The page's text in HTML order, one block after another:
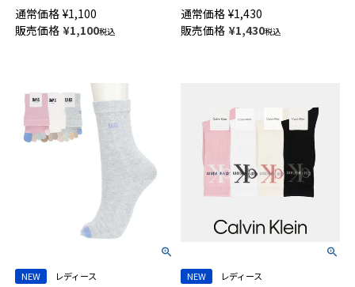
クルー丈 ソックス 日本製 足底
滑り止め付き レディース
03367465
通常価格 ¥1,100
販売価格 ¥1,100税込
スニーカー丈 日本製 ソックス
レディース 03367412
通常価格 ¥1,430
販売価格 ¥1,430税込
NEW
レディース
NEW
レディース